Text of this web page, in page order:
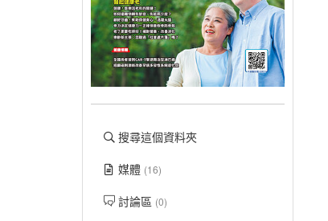
搜尋這個資料夾
媒體 (16)
討論區 (0)